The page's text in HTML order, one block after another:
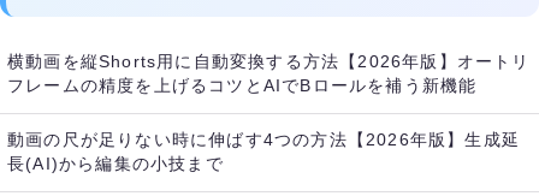
横動画を縦Shorts用に自動変換する方法【2026年版】オートリ
フレームの精度を上げるコツとAIでBロールを補う新機能
動画の尺が足りない時に伸ばす4つの方法【2026年版】生成延
長(AI)から編集の小技まで